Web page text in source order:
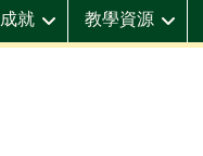
就 教學資源